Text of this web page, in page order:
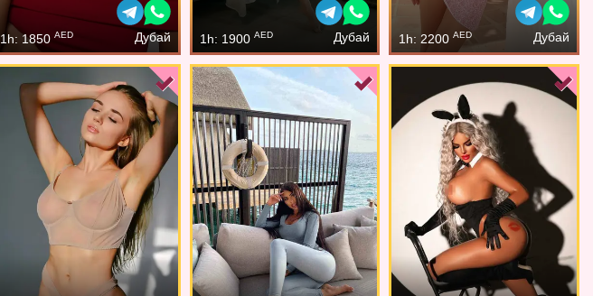
1h: 1850 AED Дубай 1h: 1900 AED Дубай 1h: 2200AED Дубай